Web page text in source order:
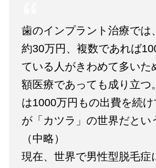
歯のインプラント治療では
約30万円、複数であれば
ている人がきわめて多いた
額医療であっても成り立つ
は1000万円もの出費を続
が「カツラ」の世界だとい
（中略）
現在、世界で男性型脱毛症